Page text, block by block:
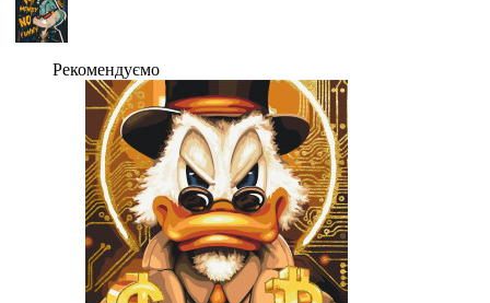
Рекомендуємо